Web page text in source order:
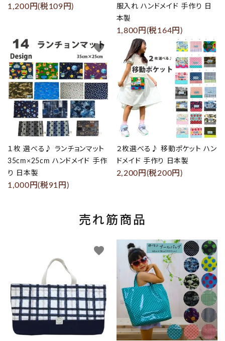
1,200円(税109円)
服入れ ハンドメイド 手作り 日
本製
1,800円(税164円)
１枚 選べる♪ ランチョンマット
35cm×25cm ハンドメイド 手作
り 日本製
1,000円(税91円)
favorite
２枚選べる♪ 移動ポケット ハン
ドメイド 手作り 日本製
2,200円(税200円)
favorite
売れ筋商品
favorite favorite